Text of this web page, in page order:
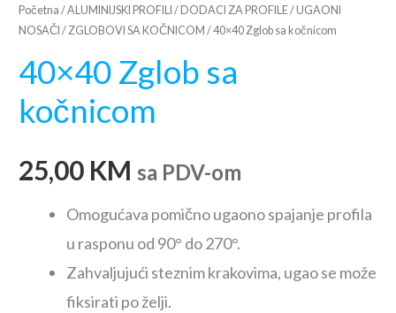
Početna /ALUMINIJSKI PROFILI / DODACI ZA PROFILE/UGAONI
NOSAČI /ZGLOBOVI SA KOČNICOM / 40×40 Zglob sa kočnicom
40×40 Zglob sa
kočnicom
25,00 KM sa PDV-om
Omogućava pomično ugaono spajanje profila
u rasponu od 90° do 270°.
Zahvaljujući steznim krakovima, ugao se može
fiksirati po želji.